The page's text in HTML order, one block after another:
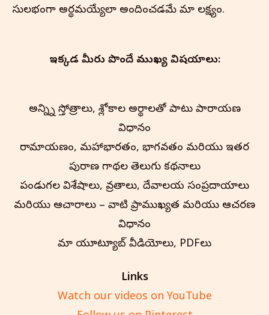
సులభంగా అర్థమయ్యేలా అందించడమే మా లక్ష్యం.
ఇక్కడ మీరు పొందే ముఖ్య విషయాలు:
అన్న్ని స్తోత్రాలు, శ్లోకాల అర్థాలతో పాటు పారాయణ
విధానం
రామాయణం, మహాభారతం, భాగవతం మరియు ఇతర
పురాణ గాథల తెలుగు కథనాలు
పండుగల విశేషాలు, వ్రతాలు, దేవాలయ సంప్రదాయాలు
మరియు ఆచారాలు – వాటి ప్రాముఖ్యత మరియు ఆచరణ
విధానం
మా యూట్యూబ్ వీడియోలు, PDFలు
Links
Watch our videos on YouTube